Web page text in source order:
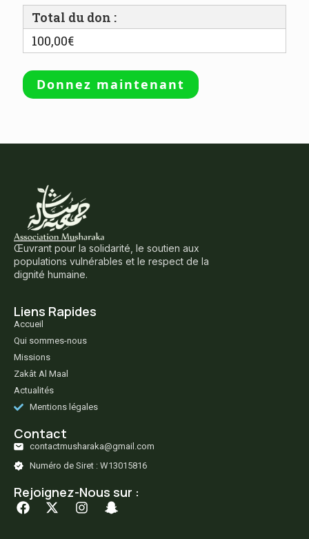
Total du don :
100,00€
Œuvrant pour la solidarité, le soutien aux
populations vulnérables et le respect de la
dignité humaine.
Liens Rapides
Accueil
Qui sommes-nous
Missions
Zakât Al Maal
Actualités
Mentions légales
Contact
contactmusharaka@gmail.com
Numéro de Siret : W13015816
Rejoignez-Nous sur :